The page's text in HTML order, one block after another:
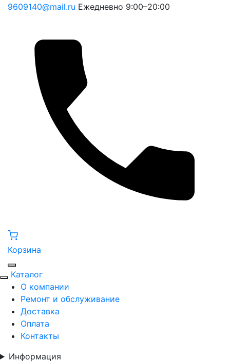
9609140@mail.ru Ежедневно 9:00–20:00
Корзина
Каталог
О компании
Ремонт и обслуживание
Доставка
Оплата
Контакты
Информация